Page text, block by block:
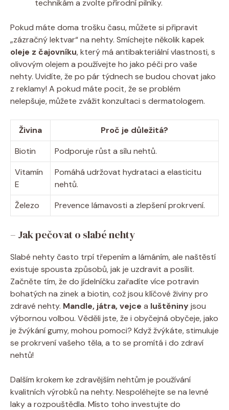
technikám a zvolte přírodní pilníky.
Pokud máte doma trošku času, můžete si připravit
„zázračný lektvar“ na nehty. Smíchejte několik kapek
oleje z čajovníku, který má antibakteriální vlastnosti, s
olivovým olejem a používejte ho jako péči pro vaše
nehty. Uvidíte, že po pár týdnech se budou chovat jako
z reklamy! A pokud máte pocit, že se problém
nelepšuje, můžete zvážit konzultaci s dermatologem.
Živina
Proč je důležitá?
Biotin
Podporuje růst a sílu nehtů.
Vitamín
E
Pomáhá udržovat hydrataci a elasticitu
nehtů.
Železo
Prevence lámavosti a zlepšení prokrvení.
– Jak pečovat o slabé nehty
Slabé nehty často trpí třepením a lámáním, ale naštěstí
existuje spousta způsobů, jak je uzdravit a posílit.
Začněte tím, že do jídelníčku zařadíte více potravin
bohatých na zinek a biotin, což jsou klíčové živiny pro
zdravé nehty. Mandle, játra, vejce a luštěninyjsou
výbornou volbou. Věděli jste, že i obyčejná obyčeje, jako
je žvýkání gumy, mohou pomoci? Když žvýkáte, stimuluje
se prokrvení vašeho těla, a to se promítá i do zdraví
nehtů!
Dalším krokem ke zdravějším nehtům je používání
kvalitních výrobků na nehty. Nespoléhejte se na levné
laky a rozpouštědla. Místo toho investujte do